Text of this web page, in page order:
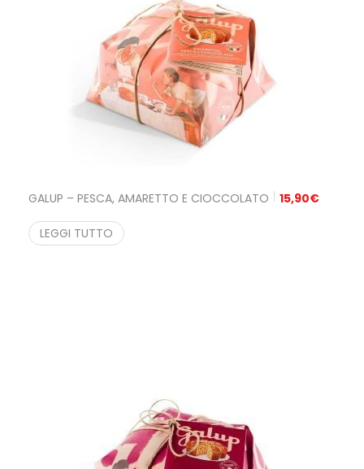
GALUP – PESCA, AMARETTO E CIOCCOLATO 15,90€
LEGGI TUTTO